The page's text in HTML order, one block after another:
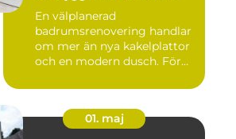
En välplanerad
badrumsrenovering handlar
om mer än nya kakelplattor
och en modern dusch. För
01. maj